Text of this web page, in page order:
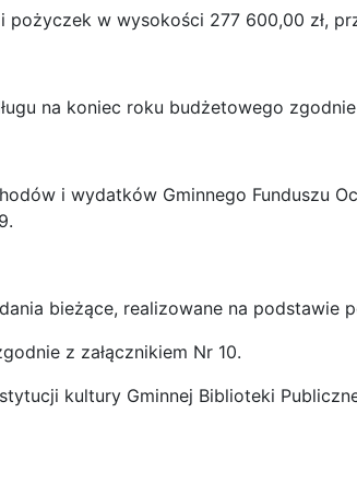
pożyczek w wysokości 277 600,00 zł,
na koniec roku budżetowego
i wydatków Gminnego Funduszu
bieżące, realizowane na podstawie
z załącznikiem Nr 10.
kultury Gminnej Biblioteki